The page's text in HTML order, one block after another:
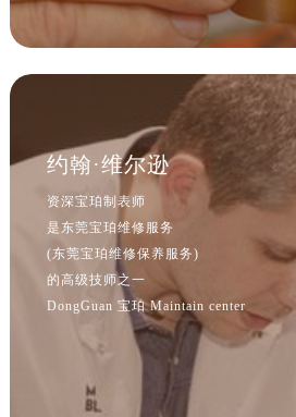
约翰·维尔逊
资深宝珀制表师
是东莞宝珀维修服务
(东莞宝珀维修保养服务)
的高级技师之一
DongGuan 宝珀 Maintain center